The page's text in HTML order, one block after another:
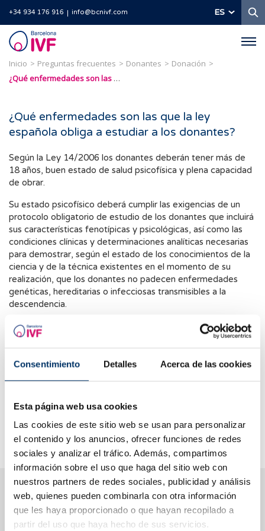
Consentimiento Detalles Acerca de las cookies
Esta página web usa cookies
Las cookies de este sitio web se usan para personalizar
el contenido y los anuncios, ofrecer funciones de redes
sociales y analizar el tráfico. Además, compartimos
información sobre el uso que haga del sitio web con
nuestros partners de redes sociales, publicidad y análisis
web, quienes pueden combinarla con otra información
que les haya proporcionado o que hayan recopilado a
partir del uso que haya hecho de sus servicios.
+34 934 176 916 info@bcnivf.com ES
Barcelona
IVF
Inicio Preguntas frecuentes Donantes
Donación
¿Qué enfermedades son las que la ley española obliga a estudiar a los donantes?
¿Qué enfermedades son las que la ley
española obliga a estudiar a los donantes?
Según la Ley 14/2006 los donantes deberán tener más de
18 años, buen estado de salud psicofísica y plena capacidad
de obrar.
Su estado psicofísico deberá cumplir las exigencias de un
protocolo obligatorio de estudio de los donantes que incluirá
sus características fenotípicas y psicológicas, así como las
condiciones clínicas y determinaciones analíticas necesarias
para demostrar, según el estado de los conocimientos de la
ciencia y de la técnica existentes en el momento de su
realización, que los donantes no padecen enfermedades
genéticas, hereditarias o infecciosas transmisibles a la
descendencia.
Estas mismas condiciones serán aplicables a las muestras de
donantes procedentes de otros países; en este caso, los
responsables del centro remisor correspondiente deberán
acreditar el cumplimiento de todas aquellas condiciones y
En todo caso, los centros autorizados podrán rechazar la
donación cuando las condiciones psicofísicas del donante no
sean las adecuadas.
Te ayudamos a resolver tus dudas